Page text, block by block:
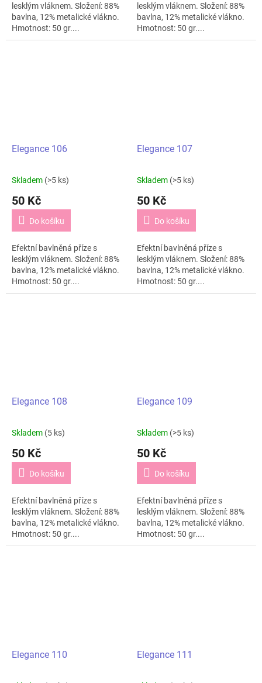
lesklým vláknem. Složení: 88%
bavlna, 12% metalické vlákno.
Hmotnost: 50 gr....
lesklým vláknem. Složení: 88%
bavlna, 12% metalické vlákno.
Hmotnost: 50 gr....
Elegance 106
Skladem (>5 ks)
50 Kč
Do košíku
Efektní bavlněná příze s
lesklým vláknem. Složení: 88%
bavlna, 12% metalické vlákno.
Hmotnost: 50 gr....
Elegance 107
Skladem (>5 ks)
50 Kč
Do košíku
Efektní bavlněná příze s
lesklým vláknem. Složení: 88%
bavlna, 12% metalické vlákno.
Hmotnost: 50 gr....
Elegance 108
Skladem (5 ks)
50 Kč
Do košíku
Efektní bavlněná příze s
lesklým vláknem. Složení: 88%
bavlna, 12% metalické vlákno.
Hmotnost: 50 gr....
Elegance 109
Skladem (>5 ks)
50 Kč
Do košíku
Efektní bavlněná příze s
lesklým vláknem. Složení: 88%
bavlna, 12% metalické vlákno.
Hmotnost: 50 gr....
Elegance 110 Elegance 111